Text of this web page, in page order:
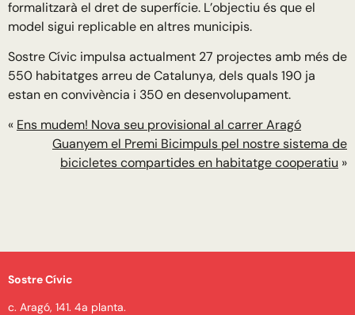
formalitzarà el dret de superfície. L’objectiu és que el
model sigui replicable en altres municipis.
Sostre Cívic impulsa actualment 27 projectes amb més de
550 habitatges arreu de Catalunya, dels quals 190 ja
estan en convivència i 350 en desenvolupament.
« Ens mudem! Nova seu provisional al carrer Aragó
Guanyem el Premi Bicimpuls pel nostre sistema de
bicicletes compartides en habitatge cooperatiu »
Sostre Cívic
c. Aragó, 141. 4a planta.